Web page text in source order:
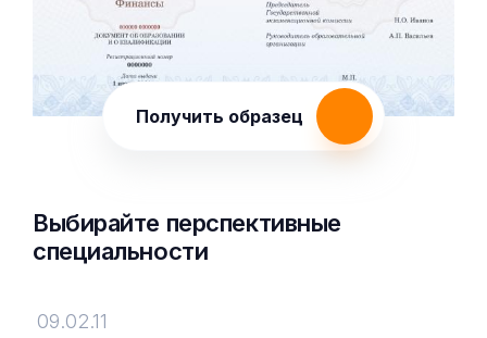
Получить образец
Выбирайте перспективные
специальности
09.02.11